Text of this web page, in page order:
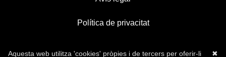
Política de privacitat
✖
Aquesta web utilitza 'cookies' pròpies i de tercers per oferir-li